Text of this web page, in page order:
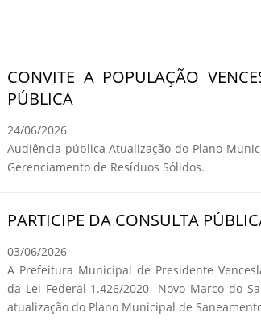
CONVITE A POPULAÇÃO
PÚBLICA
24/06/2026
Audiência pública Atualização do Plano
Gerenciamento de Resíduos Sólidos.
PARTICIPE DA CONSULTA
03/06/2026
A Prefeitura Municipal de Presidente
da Lei Federal 1.426/2020- Novo Marco do
atualização do Plano Municipal de